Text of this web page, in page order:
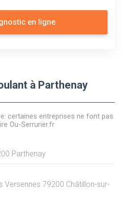
en ligne
à Parthenay
certaines entreprises ne font pas
Ou-Serrurier.fr
Parthenay
Versennes 79200 Châtillon-sur-